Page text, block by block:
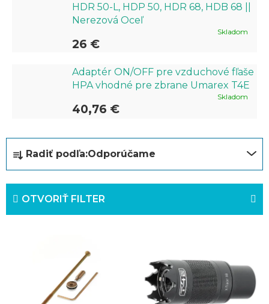
HDR 50-L, HDP 50, HDR 68, HDB 68 ||
Nerezová Oceľ
Skladom
26 €
Adaptér ON/OFF pre vzduchové fľaše
HPA vhodné pre zbrane Umarex T4E
Skladom
40,76 €
d
e
Radiť podľa:Odporúčame
OTVORIŤ FILTER